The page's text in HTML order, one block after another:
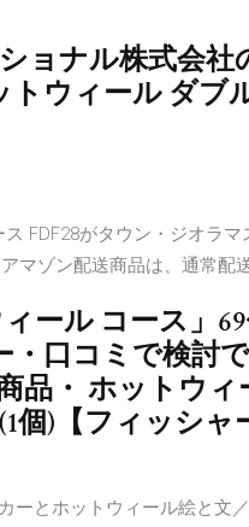
ョナル株式会社
トウィール ダ
FDF28がタウン・ジオラ
マゾン配送商品は、通常配
ール コース」
・口コミで検討
品・ ホットウィ
個)【フィッシ
ーとホットウィール絵と文